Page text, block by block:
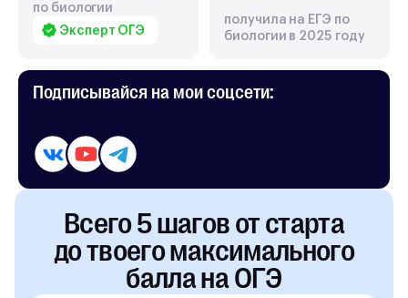
по биологии
Эксперт ОГЭ
получила на ЕГЭ по
биологии в 2025 году
Подписывайся на мои соцсети:
Всего 5 шагов от старта
до твоего максимального
балла на ОГЭ